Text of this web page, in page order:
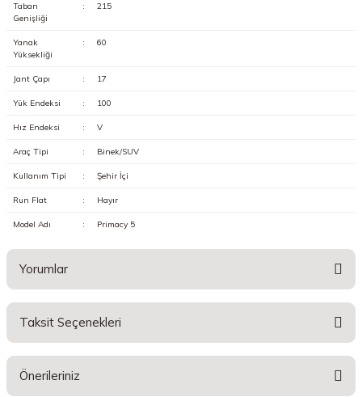
Taban
Genişliği
: 215
Yanak
Yüksekliği
: 60
Jant Çapı : 17
Yük Endeksi : 100
Hız Endeksi : V
Araç Tipi : Binek/SUV
Kullanım Tipi : Şehir İçi
Run Flat : Hayır
Model Adı : Primacy 5
Yorumlar
Taksit Seçenekleri
Önerileriniz